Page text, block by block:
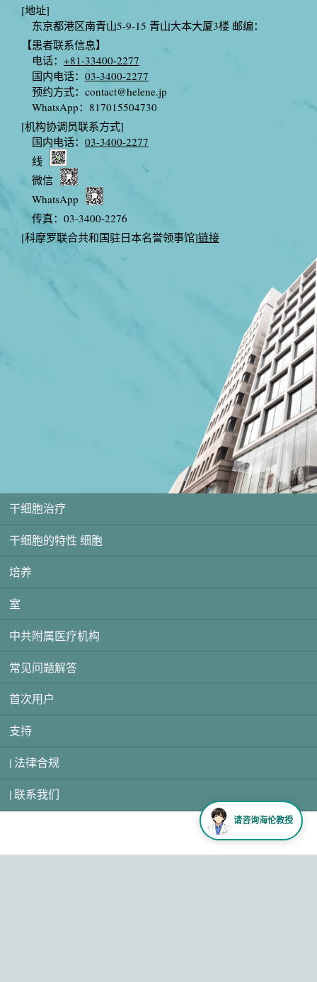
请咨询海伦教授
[地址]
东京都港区南青山5-9-15 青山大本大厦3楼 邮编：
【患者联系信息】
电话： +81-33400-2277
国内电话： 03-3400-2277
预约方式： contact@helene.jp
WhatsApp：817015504730
[机构协调员联系方式]
国内电话： 03-3400-2277
线
微信
WhatsApp
传真：03-3400-2276
[科摩罗联合共和国驻日本名誉领事馆]链接
干细胞治疗
干细胞的特性 细胞
培养
室
中共附属医疗机构
常见问题解答
首次用户
支持
| 法律合规
| 联系我们